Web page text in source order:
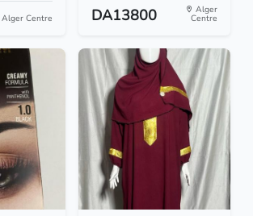
Alger Centre DA13800 Alger
Centre